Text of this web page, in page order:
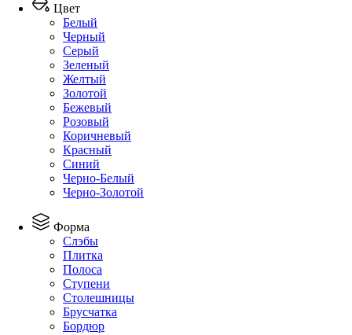
Цвет
Белый
Черный
Серый
Зеленый
Желтый
Золотой
Бежевый
Розовый
Коричневый
Красный
Синий
Черно-Белый
Черно-Золотой
Форма
Слэбы
Плитка
Полоса
Ступени
Столешницы
Брусчатка
Бордюр